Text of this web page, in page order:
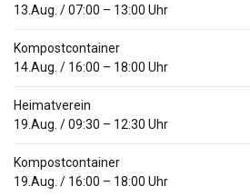
13.Aug. /07:00 – 13:00 Uhr
Kompostcontainer
14.Aug. / 16:00 – 18:00 Uhr
Heimatverein
19.Aug. /09:30 – 12:30 Uhr
Kompostcontainer
19.Aug. / 16:00 – 18:00 Uhr